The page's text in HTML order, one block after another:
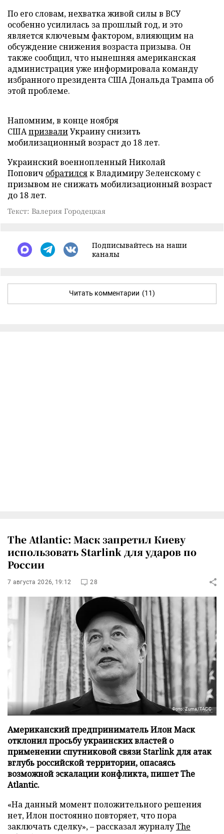
По его словам, нехватка живой силы в ВСУ
особенно усилилась за прошлый год, и это
является ключевым фактором, влияющим на
обсуждение снижения возраста призыва. Он
также сообщил, что нынешняя американская
администрация уже информировала команду
избранного президента США Дональда Трампа об
этой проблеме.
Напомним, в конце ноября
СШАпризвалиУкраину снизить
мобилизационный возраст до 18 лет.
Украинский военнопленный Николай
Попович обратилсяк Владимиру Зеленскому с
призывом не снижать мобилизационный возраст
до 18 лет.
Текст: Валерия Городецкая
Подписывайтесь на наши
каналы
Читать комментарии (11)
The Atlantic: Маск запретил Киеву
использовать Starlink для ударов по
России
7 августа 2026, 19:12 28
Фото: Zuma/ТАСС
Американский предприниматель Илон Маск
отклонил просьбу украинских властей о
применении спутниковой связи Starlink для атак
вглубь российской территории, опасаясь
возможной эскалации конфликта, пишет The
Atlantic.
«На данный момент положительного решения
нет, Илон постоянно повторяет, что пора
заключать сделку», – рассказал журналуThe